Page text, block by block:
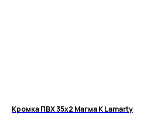
Кромка ПВХ 35х2 Магма К Lamarty